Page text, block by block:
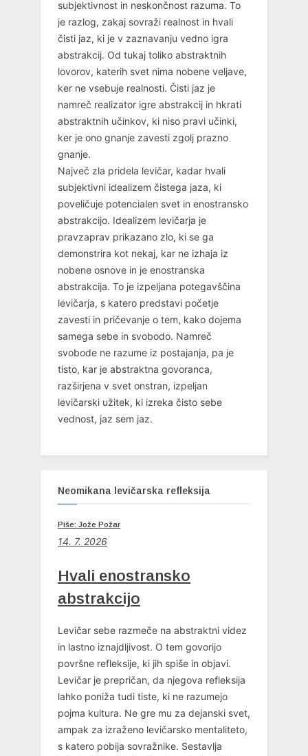
subjektivnost in neskončnost razuma. To
je razlog, zakaj sovraži realnost in hvali
čisti jaz, ki je v zaznavanju vedno igra
abstrakcij. Od tukaj toliko abstraktnih
lovorov, katerih svet nima nobene veljave,
ker ne vsebuje realnosti. Čisti jaz je
namreč realizator igre abstrakcij in hkrati
abstraktnih učinkov, ki niso pravi učinki,
ker je ono gnanje zavesti zgolj prazno
gnanje.
Največ zla pridela levičar, kadar hvali
subjektivni idealizem čistega jaza, ki
poveličuje potencialen svet in enostransko
abstrakcijo. Idealizem levičarja je
pravzaprav prikazano zlo, ki se ga
demonstrira kot nekaj, kar ne izhaja iz
nobene osnove in je enostranska
abstrakcija. To je izpeljana potegavščina
levičarja, s katero predstavi početje
zavesti in pričevanje o tem, kako dojema
samega sebe in svobodo. Namreč
svobode ne razume iz postajanja, pa je
tisto, kar je abstraktna govoranca,
razširjena v svet onstran, izpeljan
levičarski užitek, ki izreka čisto sebe
vednost, jaz sem jaz.
Neomikana levičarska refleksija
Piše: Jože Požar
14. 7. 2026
Hvali enostransko
abstrakcijo
Levičar sebe razmeče na abstraktni videz
in lastno iznajdljivost. O tem govorijo
površne refleksije, ki jih spiše in objavi.
Levičar je prepričan, da njegova refleksija
lahko poniža tudi tiste, ki ne razumejo
pojma kultura. Ne gre mu za dejanski svet,
ampak za izraženo levičarsko mentaliteto,
s katero pobija sovražnike. Sestavlja